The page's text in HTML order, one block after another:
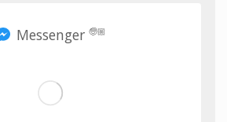
Messenger 🧓🏼